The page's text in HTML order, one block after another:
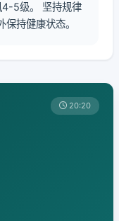
5级。 坚持规律
持健康状态。
20:20